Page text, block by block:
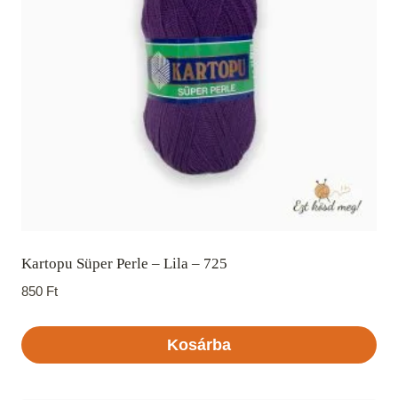
Kartopu Süper Perle – Lila – 725
850 Ft
Kosárba